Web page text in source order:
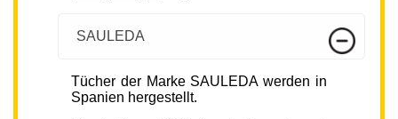
SAULEDA
Tücher der Marke SAULEDA werden in
Spanien hergestellt.